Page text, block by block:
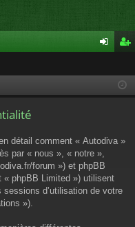
cri
détail comment « Autodiva »
par « nous », « notre »,
forum ») et phpBB
« phpBB Limited ») utilisent
d’utilisation de votre
»).